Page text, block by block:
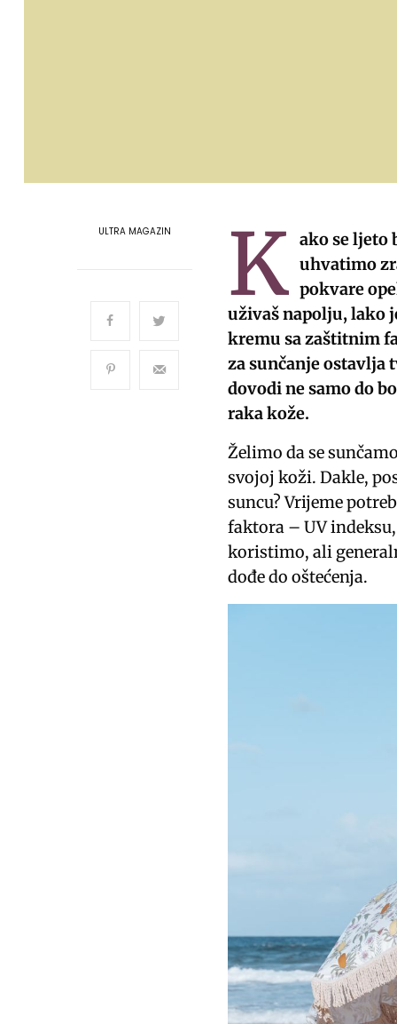
ULTRA MAGAZIN K ako se ljeto
uhvatimo
pokvare
uživaš napolju, lako
kremu sa zaštitnim
za sunčanje ostavlja
dovodi ne samo do
raka kože.
Želimo da se
svojoj koži. Dakle,
suncu? Vrijeme
faktora – UV
koristimo, ali
dođe do oštećenja.